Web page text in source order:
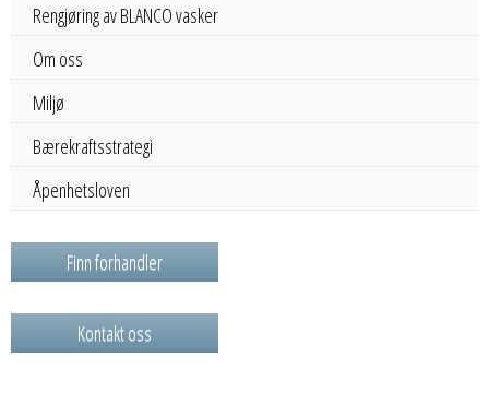
Rengjøring av BLANCO vasker
Om oss
Miljø
Bærekraftsstrategi
Åpenhetsloven
Finn forhandler
Kontakt oss